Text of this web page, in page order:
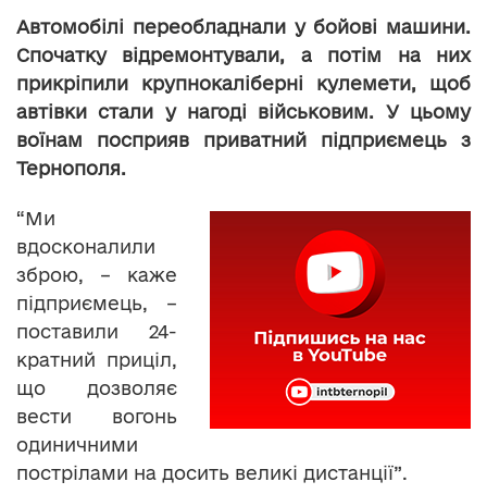
Автомобілі переобладнали у бойові машини.
Спочатку відремонтували, а потім на них
прикріпили крупнокаліберні кулемети, щоб
автівки стали у нагоді військовим. У цьому
воїнам посприяв приватний підприємець з
Тернополя.
“Ми
вдосконалили
зброю, – каже
підприємець, –
поставили 24-
кратний приціл,
що дозволяє
вести вогонь
одиничними
пострілами на досить великі дистанції”.